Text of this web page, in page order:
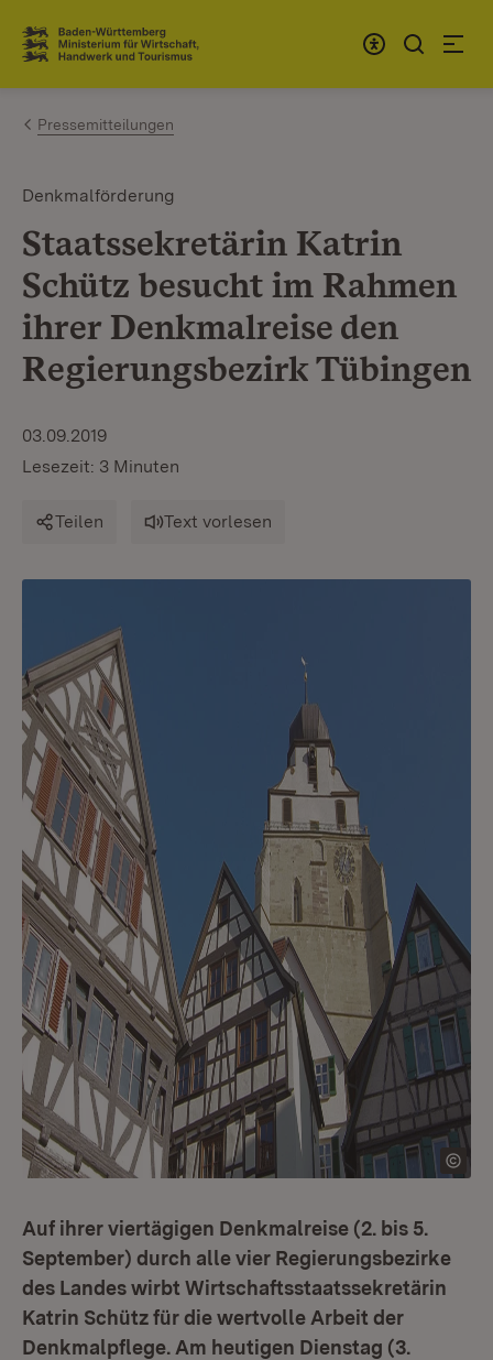
Zum Inhalt springen
Link zur Startseite
Pressemitteilungen
Denkmalförderung
Staatssekretärin Katrin
Schütz besucht im Rahmen
ihrer Denkmalreise den
Regierungsbezirk Tübingen
03.09.2019
Lesezeit: 3 Minuten
Teilen Text vorlesen
Auf ihrer viertägigen Denkmalreise (2. bis 5.
September) durch alle vier Regierungsbezirke
des Landes wirbt Wirtschaftsstaatssekretärin
Katrin Schütz für die wertvolle Arbeit der
Denkmalpflege. Am heutigen Dienstag (3.